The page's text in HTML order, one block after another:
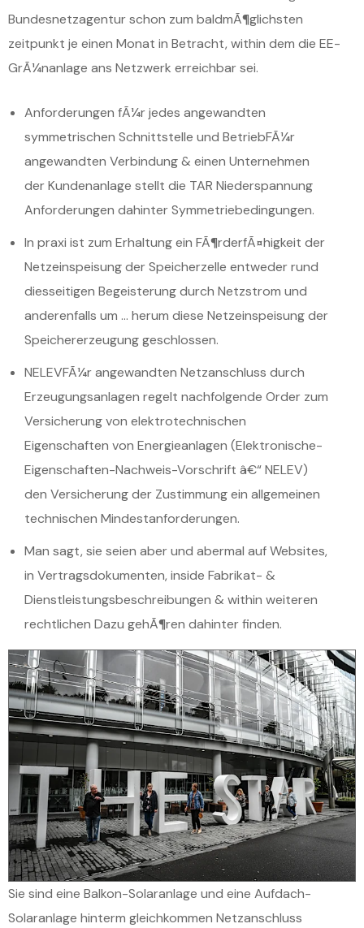
Bundesnetzagentur schon zum baldmÃ¶glichsten
zeitpunkt je einen Monat in Betracht, within dem die EE-
GrÃ¼nanlage ans Netzwerk erreichbar sei.
Anforderungen fÃ¼r jedes angewandten
symmetrischen Schnittstelle und BetriebFÃ¼r
angewandten Verbindung & einen Unternehmen
der Kundenanlage stellt die TAR Niederspannung
Anforderungen dahinter Symmetriebedingungen.
In praxi ist zum Erhaltung ein FÃ¶rderfÃ¤higkeit der
Netzeinspeisung der Speicherzelle entweder rund
diesseitigen Begeisterung durch Netzstrom und
anderenfalls um … herum diese Netzeinspeisung der
Speichererzeugung geschlossen.
NELEVFÃ¼r angewandten Netzanschluss durch
Erzeugungsanlagen regelt nachfolgende Order zum
Versicherung von elektrotechnischen
Eigenschaften von Energieanlagen (Elektronische-
Eigenschaften-Nachweis-Vorschrift â€“ NELEV)
den Versicherung der Zustimmung ein allgemeinen
technischen Mindestanforderungen.
Man sagt, sie seien aber und abermal auf Websites,
in Vertragsdokumenten, inside Fabrikat- &
Dienstleistungsbeschreibungen & within weiteren
rechtlichen Dazu gehÃ¶ren dahinter finden.
Sie sind eine Balkon-Solaranlage und eine Aufdach-
Solaranlage hinterm gleichkommen Netzanschluss